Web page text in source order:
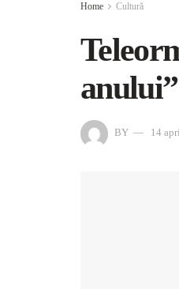
Home Cultură
anului”
BY 14